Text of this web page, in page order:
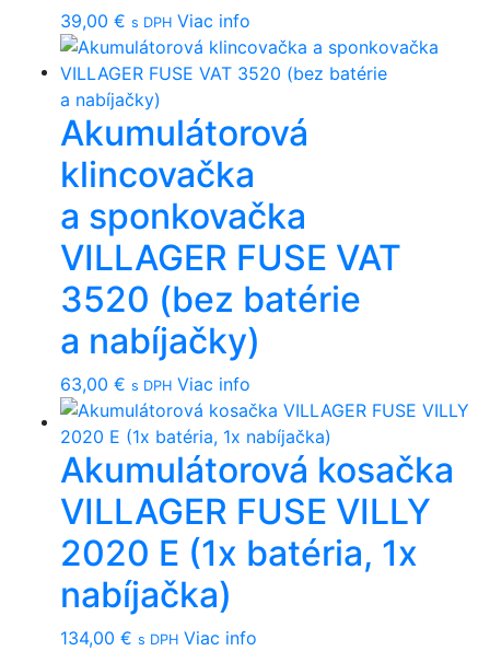
39,00 € s DPH Viac info
Akumulátorová
klincovačka
a sponkovačka
VILLAGER FUSE VAT
3520 (bez batérie
a nabíjačky)
63,00 € s DPH Viac info
Akumulátorová kosačka
VILLAGER FUSE VILLY
2020 E (1x batéria, 1x
nabíjačka)
134,00 € s DPH Viac info